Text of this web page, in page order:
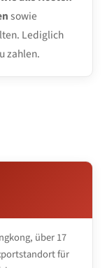
sowie
Lediglich
zahlen.
über 17
für